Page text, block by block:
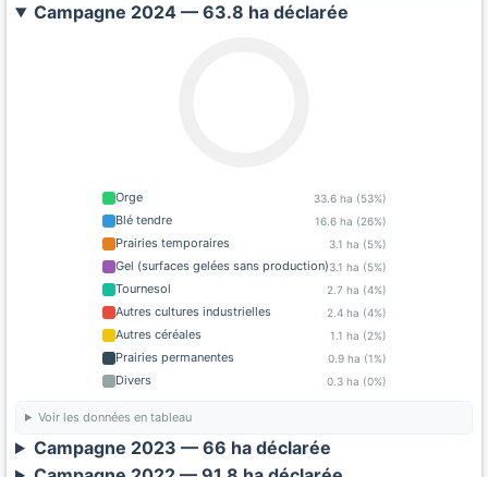
Campagne 2024 — 63.8 ha déclarée
Orge 33.6 ha (53%)
Blé tendre 16.6 ha (26%)
Prairies temporaires 3.1 ha (5%)
Gel (surfaces gelées sans production)3.1 ha (5%)
Tournesol 2.7 ha (4%)
Autres cultures industrielles 2.4 ha (4%)
Autres céréales 1.1 ha (2%)
Prairies permanentes 0.9 ha (1%)
Divers 0.3 ha (0%)
Voir les données en tableau
Campagne 2023 — 66 ha déclarée